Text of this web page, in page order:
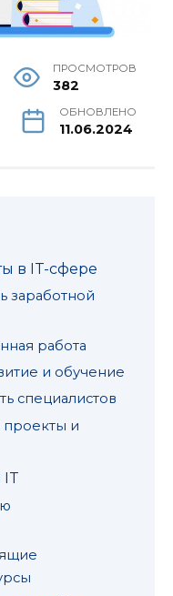
ПРОСМОТРОВ
382
ОБНОВЛЕНО
11.06.2024
в IT-сфере
заработной
работа
и обучение
специалистов
и
IT